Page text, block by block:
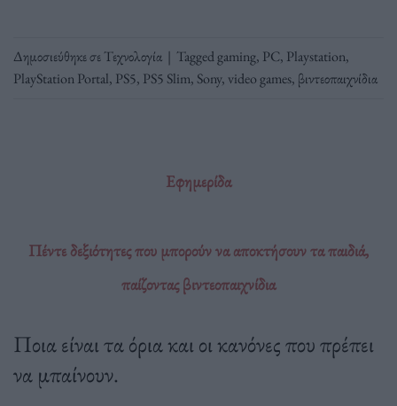
Δημοσιεύθηκε σεΤεχνολογία | Taggedgaming, PC, Playstation,
PlayStation Portal, PS5, PS5 Slim, Sony,video games, βιντεοπαιχνίδια
Εφημερίδα
Πέντε δεξιότητες που μπορούν να αποκτήσουν τα παιδιά,
παίζοντας βιντεοπαιχνίδια
Ποια είναι τα όρια και οι κανόνες που πρέπει
να μπαίνουν.